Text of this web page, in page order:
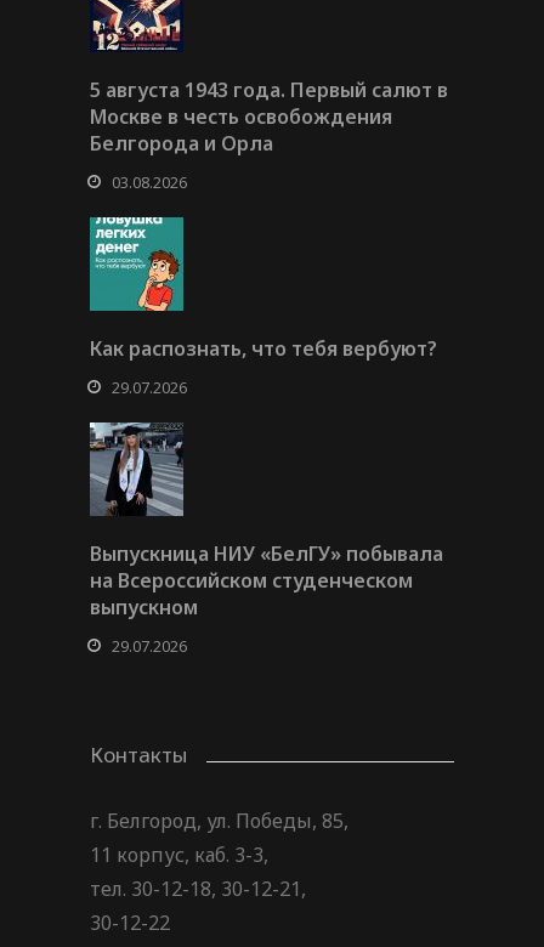
5 августа 1943 года. Первый салют в
Москве в честь освобождения
Белгорода и Орла
03.08.2026
Как распознать, что тебя вербуют?
29.07.2026
Выпускница НИУ «БелГУ» побывала
на Всероссийском студенческом
выпускном
29.07.2026
Контакты
г. Белгород, ул. Победы, 85,
11 корпус, каб. 3-3,
тел. 30-12-18, 30-12-21,
30-12-22